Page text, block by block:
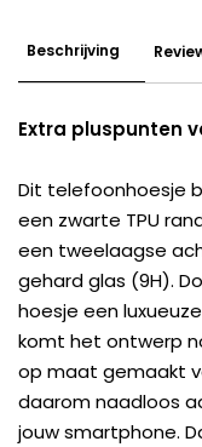
Beschrijving
Extra pluspunten
Dit telefoonhoesje
een zwarte TPU
een tweelaagse
gehard glas (9H).
hoesje een
komt het ontwerp
op maat gemaakt
daarom naadloos
jouw smartphone.